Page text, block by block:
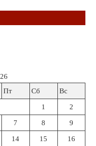
Пт Сб Вс
1 2
7 8 9
14 15 16